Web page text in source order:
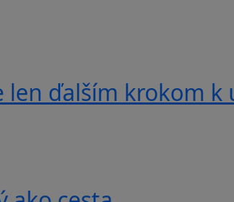
len ďalším krokom k